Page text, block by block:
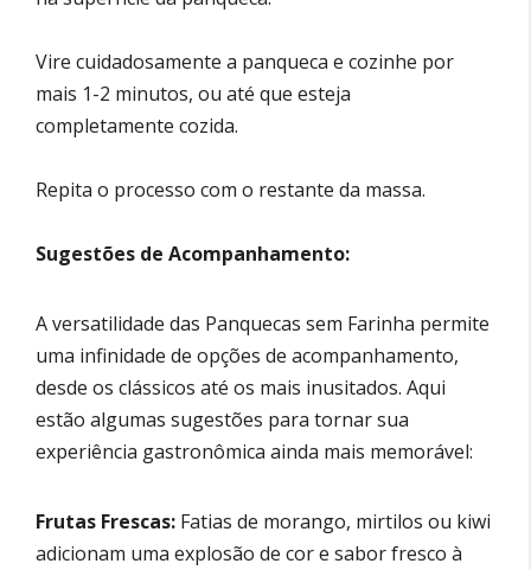
Vire cuidadosamente a panqueca e cozinhe por
mais 1-2 minutos, ou até que esteja
completamente cozida.
Repita o processo com o restante da massa.
Sugestões de Acompanhamento:
A versatilidade das Panquecas sem Farinha permite
uma infinidade de opções de acompanhamento,
desde os clássicos até os mais inusitados. Aqui
estão algumas sugestões para tornar sua
experiência gastronômica ainda mais memorável:
Frutas Frescas: Fatias de morango, mirtilos ou kiwi
adicionam uma explosão de cor e sabor fresco à